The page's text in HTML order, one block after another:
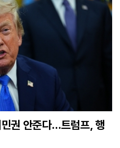
권 안준다…트럼프, 행